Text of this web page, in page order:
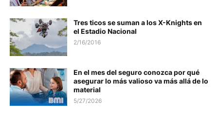
Tres ticos se suman a los X-Knights en
el Estadio Nacional
2/16/2016
En el mes del seguro conozca por qué
asegurar lo más valioso va más allá de lo
material
5/27/2026